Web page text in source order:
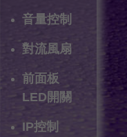
音量控制
對流風扇
前面板
LED開關
IP控制